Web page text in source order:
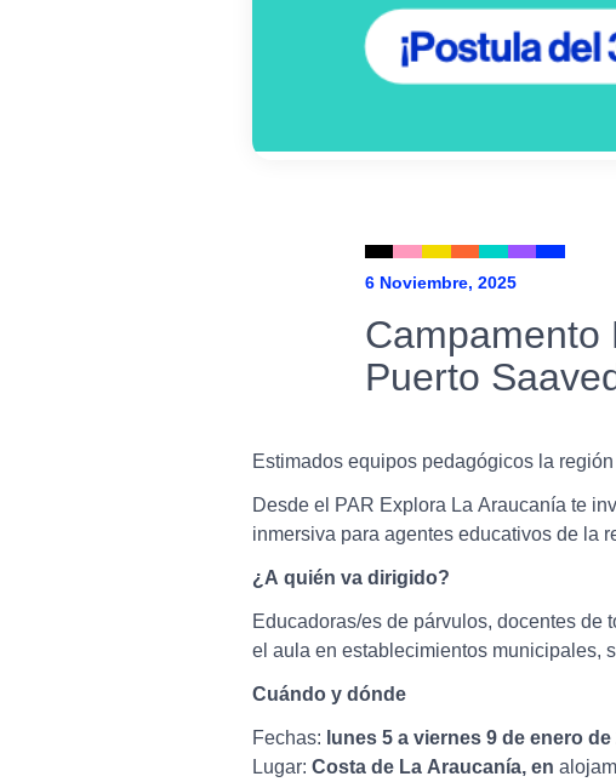
6 Noviembre, 2025
Campamento
Puerto
Estimados equipos pedagógicos la
Desde el PAR Explora La Araucanía te
inmersiva para agentes educativos de la
¿A quién va dirigido?
Educadoras/es de párvulos, docentes de
el aula en establecimientos municipales,
Cuándo y dónde
Fechas: lunes 5 a viernes 9 de enero de
Lugar: Costa de La Araucanía, en